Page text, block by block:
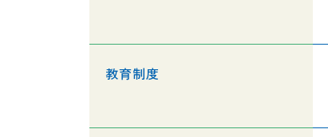
教育制度